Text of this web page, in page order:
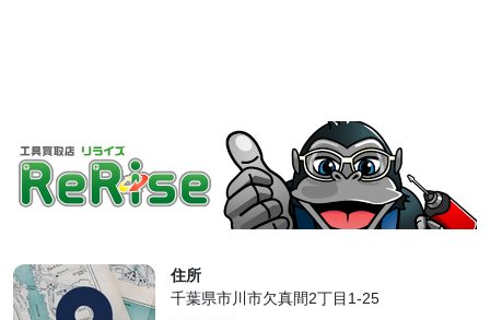
住所
千葉県市川市欠真間2丁目1-25